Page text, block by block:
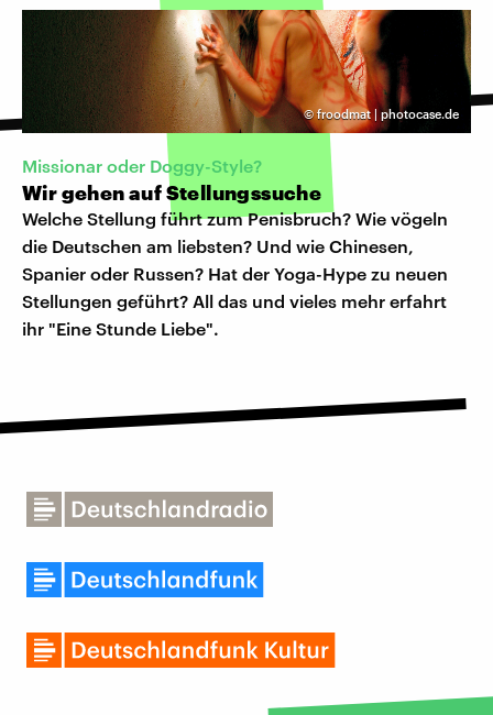
© froodmat | photocase.de
Missionar oder Doggy-Style?
Wir gehen auf Stellungssuche
Welche Stellung führt zum Penisbruch? Wie vögeln
die Deutschen am liebsten? Und wie Chinesen,
Spanier oder Russen? Hat der Yoga-Hype zu neuen
Stellungen geführt? All das und vieles mehr erfahrt
ihr "Eine Stunde Liebe".